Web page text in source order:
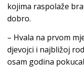
kojima raspolaže
dobro.
– Hvala na prvom
djevojci i najbližoj
osam godina